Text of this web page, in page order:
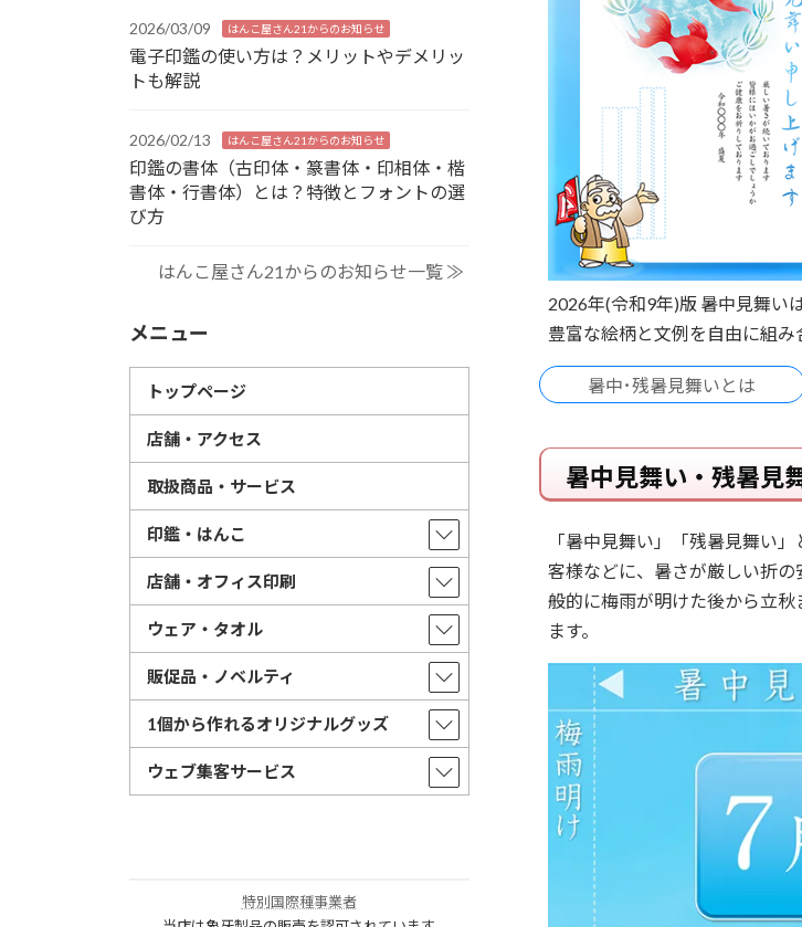
2026年(令和9年)版 暑中見舞い
豊富な絵柄と文例を自由に組み
暑中･残暑見舞いとは
暑中見舞い・残暑見
「暑中見舞い」「残暑見舞い
客様などに、暑さが厳しい折
般的に梅雨が明けた後から立
ます。
2026/03/09 はんこ屋さん21からのお知らせ
電子印鑑の使い方は？メリットやデメリッ
トも解説
2026/02/13 はんこ屋さん21からのお知らせ
印鑑の書体（古印体・篆書体・印相体・楷
書体・行書体）とは？特徴とフォントの選
び方
はんこ屋さん21からのお知らせ一覧 ≫
メニュー
トップページ
店舗・アクセス
取扱商品・サービス
印鑑・はんこ
店舗・オフィス印刷
ウェア・タオル
販促品・ノベルティ
1個から作れるオリジナルグッズ
ウェブ集客サービス
特別国際種事業者